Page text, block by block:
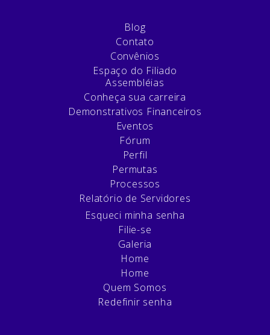
Blog
Contato
Convênios
Espaço do Filiado
Assembléias
Conheça sua carreira
Demonstrativos Financeiros
Eventos
Fórum
Perfil
Permutas
Processos
Relatório de Servidores
Esqueci minha senha
Filie-se
Galeria
Home
Home
Quem Somos
Redefinir senha